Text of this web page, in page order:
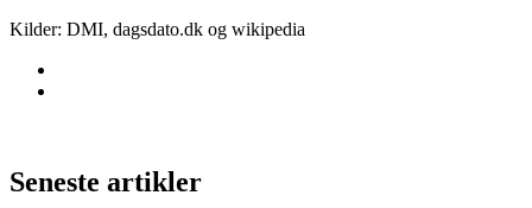
Kilder: DMI, dagsdato.dk og wikipedia
Seneste artikler